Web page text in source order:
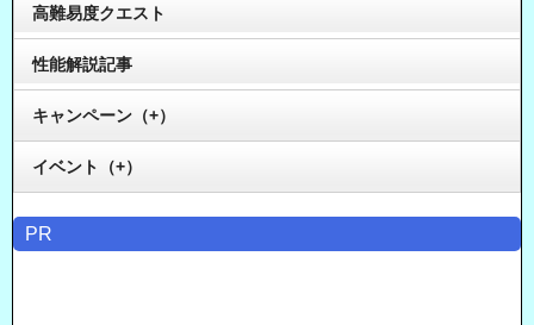
高難易度クエスト
性能解説記事
キャンペーン（+）
イベント（+）
PR